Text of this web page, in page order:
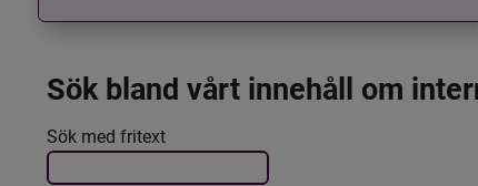
Sök bland vårt innehåll om
Filtrera resultatet
Det här formuläret postas automatiskt
Sök med fritext